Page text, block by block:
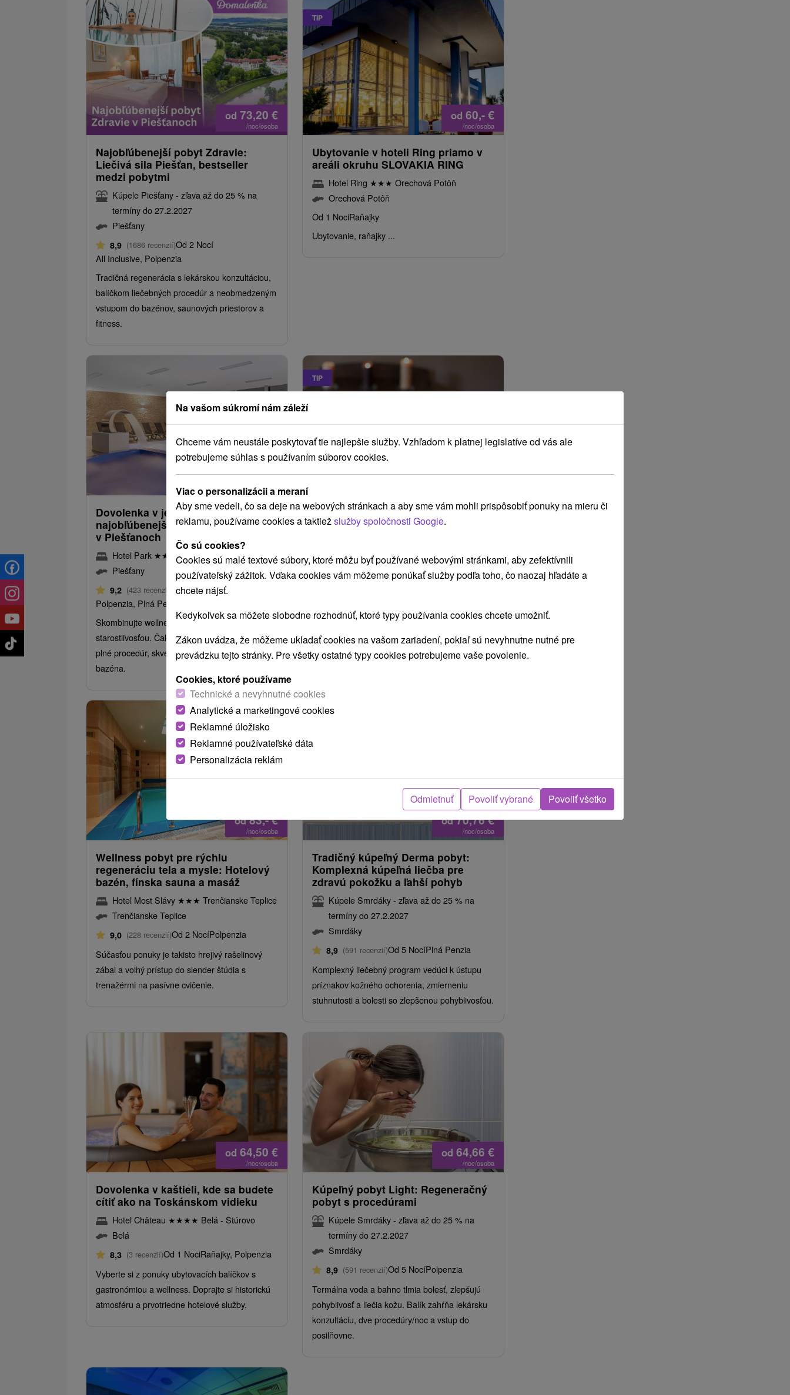
od 73,20 €
/noc/osoba
Najobľúbenejší pobyt Zdravie:
Liečivá sila Piešťan, bestseller
medzi pobytmi
Kúpele Piešťany - zľava až do 25 % na
termíny do 27.2.2027
Piešťany
8,9 (1686 recenzií)Od 2 Nocí
All Inclusive, Polpenzia
Tradičná regenerácia s lekárskou konzultáciou,
balíčkom liečebných procedúr a neobmedzeným
vstupom do bazénov, saunových priestorov a
fitness.
TIP
od 60,-€
/noc/osoba
Ubytovanie v hoteli Ring priamo v
areáli okruhu SLOVAKIA RING
Hotel Ring ★★★ Orechová Potôň
Orechová Potôň
Od 1 NociRaňajky
Ubytovanie, raňajky ...
od61,86€
/noc/osoba
Dovolenka v jednom z
najobľúbenejších wellness hotelov
v Piešťanoch
Hotel Park ★★ ★★
Piešťany
Piešťany
9,2 (423 recenzií)
Od 2 Nocí
Polpenzia, Plná Penzia, All Inclusive
Skombinujte wellness s medicínskou
starostlivosťou. Čakajú vás obľúbené balíčky
plné procedúr, skvelej stravy a neobmedzeného
bazéna.
TIP
od61,86€
Kúpeľný relaxačný pobyt s
polpenziou, vstupom do bazéna a
Hotel Park ★ ★★
Piešťany
Piešťany
Vychutnajte si pobyt s polpenziou a klasickou
masážou v cene. Užite si voľný vstup do bazéna
i fitness a komfort so županom na izbe.
od83,-€
/noc/osoba
Wellness pobyt pre rýchlu
regeneráciu tela a mysle: Hotelový
bazén, fínska sauna a masáž
Hotel Most Slávy ★★★ Trenčianske Teplice
Trenčianske Teplice
9,0 (228 recenzií)Od 2 NocíPolpenzia
Súčasťou ponuky je takisto hrejivý rašelinový
zábal a voľný prístup do slender štúdia s
trenažérmi na pasívne cvičenie.
od70,76€
/noc/osoba
Tradičný kúpeľný Derma pobyt:
Komplexná kúpeľná liečba pre
zdravú pokožku a ľahší pohyb
Kúpele Smrdáky - zľava až do 25 % na
termíny do 27.2.2027
Smrdáky
8,9 (591 recenzií)Od 5 NocíPlná Penzia
Komplexný liečebný program vedúci k ústupu
príznakov kožného ochorenia, zmierneniu
stuhnutosti a bolesti so zlepšenou pohyblivosťou.
od 64,50 €
/noc/osoba
Dovolenka v kaštieli, kde sa budete
cítiť ako na Toskánskom vidieku
Hotel Château ★★★★ Belá - Štúrovo
Belá
8,3 (3 recenzií)Od 1 NociRaňajky, Polpenzia
Vyberte si z ponuky ubytovacích balíčkov s
gastronómiou a wellness. Doprajte si historickú
atmosféru a prvotriedne hotelové služby.
od 64,66 €
/noc/osoba
Kúpeľný pobyt Light: Regeneračný
pobyt s procedúrami
Kúpele Smrdáky - zľava až do 25 % na
termíny do 27.2.2027
Smrdáky
8,9 (591 recenzií)Od 5 NocíPolpenzia
Termálna voda a bahno tlmia bolesť, zlepšujú
pohyblivosť a liečia kožu. Balík zahŕňa lekársku
konzultáciu, dve procedúry/noc a vstup do
posilňovne.
Na vašom súkromí nám záleží
Chceme vám neustále poskytovať tie najlepšie služby. Vzhľadom k platnej legislatíve od vás ale
potrebujeme súhlas s používaním súborov cookies.
Viac o personalizácii a meraní
Aby sme vedeli, čo sa deje na webových stránkach a aby sme vám mohli prispôsobiť ponuky na mieru či
reklamu, používame cookies a taktiež služby spoločnosti Google.
Čo sú cookies?
Cookies sú malé textové súbory, ktoré môžu byť používané webovými stránkami, aby zefektívnili
používateľský zážitok. Vďaka cookies vám môžeme ponúkať služby podľa toho, čo naozaj hľadáte a
chcete nájsť.
Kedykoľvek sa môžete slobodne rozhodnúť, ktoré typy používania cookies chcete umožniť.
Zákon uvádza, že môžeme ukladať cookies na vašom zariadení, pokiaľ sú nevyhnutne nutné pre
prevádzku tejto stránky. Pre všetky ostatné typy cookies potrebujeme vaše povolenie.
Cookies, ktoré používame
Technické a nevyhnutné cookies
Analytické a marketingové cookies
Reklamné úložisko
Reklamné používateľské dáta
Personalizácia reklám
Odmietnuť Povoliť vybrané Povoliť všetko